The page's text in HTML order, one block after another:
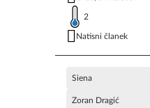
2
Natisni članek
Siena
Zoran Dragić